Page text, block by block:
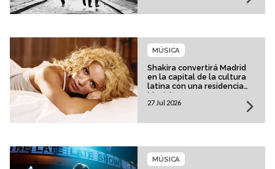
Shakira convertirá Madrid
en la capital de la cultura
latina con una residencia
histórica
MÚSICA
27 Jul 2026
MÚSICA